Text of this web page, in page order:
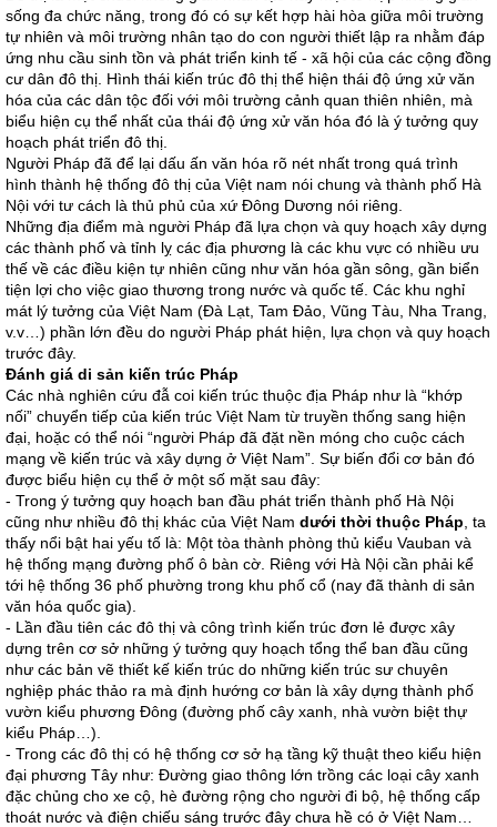
sống đa chức năng, trong đó có sự kết hợp hài hòa giữa môi trường
tự nhiên và môi trường nhân tạo do con người thiết lập ra nhằm đáp
ứng nhu cầu sinh tồn và phát triển kinh tế - xã hội của các cộng đồng
cư dân đô thị. Hình thái kiến trúc đô thị thể hiện thái độ ứng xử văn
hóa của các dân tộc đối với môi trường cảnh quan thiên nhiên, mà
biểu hiện cụ thể nhất của thái độ ứng xử văn hóa đó là ý tưởng quy
hoạch phát triển đô thị.
Người Pháp đã để lại dấu ấn văn hóa rõ nét nhất trong quá trình
hình thành hệ thống đô thị của Việt nam nói chung và thành phố Hà
Nội với tư cách là thủ phủ của xứ Đông Dương nói riêng.
Những địa điểm mà người Pháp đã lựa chọn và quy hoạch xây dựng
các thành phố và tỉnh lỵ các địa phương là các khu vực có nhiều ưu
thế về các điều kiện tự nhiên cũng như văn hóa gần sông, gần biển
tiện lợi cho việc giao thương trong nước và quốc tế. Các khu nghỉ
mát lý tưởng của Việt Nam (Đà Lạt, Tam Đảo, Vũng Tàu, Nha Trang,
v.v…) phần lớn đều do người Pháp phát hiện, lựa chọn và quy hoạch
trước đây.
Đánh giá di sản kiến trúc Pháp
Các nhà nghiên cứu đẫ coi kiến trúc thuộc địa Pháp như là “khớp
nối” chuyển tiếp của kiến trúc Việt Nam từ truyền thống sang hiện
đại, hoặc có thể nói “người Pháp đã đặt nền móng cho cuộc cách
mạng về kiến trúc và xây dựng ở Việt Nam”. Sự biến đổi cơ bản đó
được biểu hiện cụ thể ở một số mặt sau đây:
- Trong ý tưởng quy hoạch ban đầu phát triển thành phố Hà Nội
cũng như nhiều đô thị khác của Việt Nam dưới thời thuộc Pháp , ta
thấy nổi bật hai yếu tố là: Một tòa thành phòng thủ kiểu Vauban và
hệ thống mạng đường phố ô bàn cờ. Riêng với Hà Nội cần phải kể
tới hệ thống 36 phố phường trong khu phố cổ (nay đã thành di sản
văn hóa quốc gia).
- Lần đầu tiên các đô thị và công trình kiến trúc đơn lẻ được xây
dựng trên cơ sở những ý tưởng quy hoạch tổng thể ban đầu cũng
như các bản vẽ thiết kế kiến trúc do những kiến trúc sư chuyên
nghiệp phác thảo ra mà định hướng cơ bản là xây dựng thành phố
vườn kiểu phương Đông (đường phố cây xanh, nhà vườn biệt thự
kiểu Pháp…).
- Trong các đô thị có hệ thống cơ sở hạ tầng kỹ thuật theo kiểu hiện
đại phương Tây như: Đường giao thông lớn trồng các loại cây xanh
đặc chủng cho xe cộ, hè đường rộng cho người đi bộ, hệ thống cấp
thoát nước và điện chiếu sáng trước đây chưa hề có ở Việt Nam…